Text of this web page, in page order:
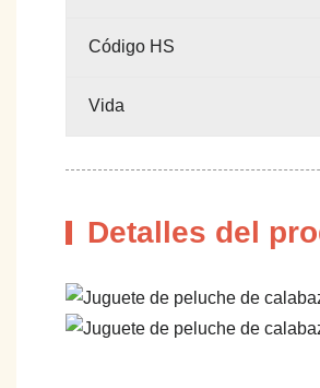
Código HS
Vida
Detalles del